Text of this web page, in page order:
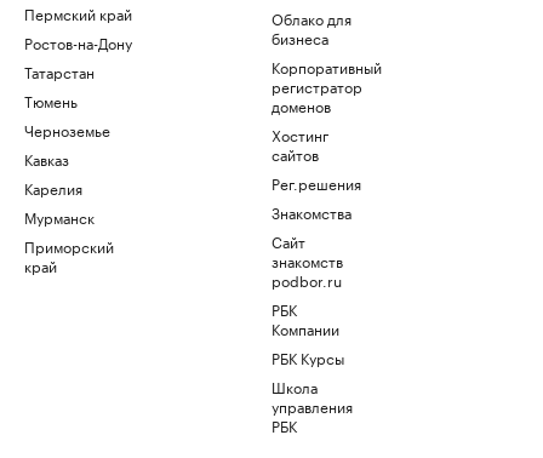
Пермский край
Ростов-на-Дону
Татарстан
Тюмень
Черноземье
Кавказ
Карелия
Мурманск
Приморский
край
Облако для
бизнеса
Корпоративный
регистратор
доменов
Хостинг
сайтов
Рег.решения
Знакомства
Сайт
знакомств
podbor.ru
РБК
Компании
РБК Курсы
Школа
управления
РБК